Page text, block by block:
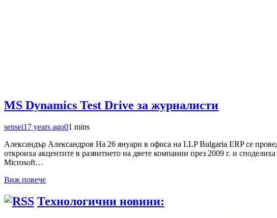
MS Dynamics Test Drive за журналисти
sensei17 years ago01 mins
Александър Александров На 26 януари в офиса на LLP Bulgaria ERP се
откроиха акцентите в развитието на двете компании през 2009 г. и
Microsoft…
Виж повече
Технологични новини: